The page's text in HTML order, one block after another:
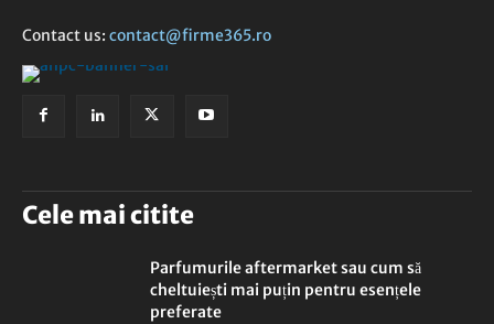
Contact us: contact@firme365.ro
Cele mai citite
Parfumurile aftermarket sau cum să
cheltuiești mai puțin pentru esențele
preferate